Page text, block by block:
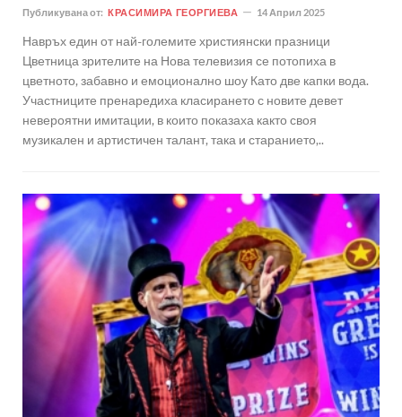
Публикувана от: КРАСИМИРА ГЕОРГИЕВА 14 Април 2025
Навръх един от най-големите християнски празници
Цветница зрителите на Нова телевизия се потопиха в
цветното, забавно и емоционално шоу Като две капки вода.
Участниците пренаредиха класирането с новите девет
невероятни имитации, в които показаха както своя
музикален и артистичен талант, така и старанието,..